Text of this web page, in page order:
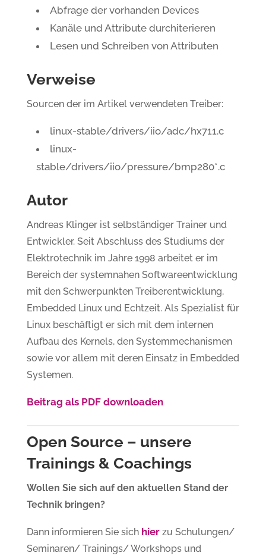
Abfrage der vorhanden Devices
Kanäle und Attribute durchiterieren
Lesen und Schreiben von Attributen
Verweise
Sourcen der im Artikel verwendeten Treiber:
linux-stable/drivers/iio/adc/hx711.c
linux-
stable/drivers/iio/pressure/bmp280*.c
Autor
Andreas Klinger ist selbständiger Trainer und
Entwickler. Seit Abschluss des Studiums der
Elektrotechnik im Jahre 1998 arbeitet er im
Bereich der systemnahen Softwareentwicklung
mit den Schwerpunkten Treiberentwicklung,
Embedded Linux und Echtzeit. Als Spezialist für
Linux beschäftigt er sich mit dem internen
Aufbau des Kernels, den Systemmechanismen
sowie vor allem mit deren Einsatz in Embedded
Systemen.
Beitrag als PDF downloaden
Open Source – unsere
Trainings & Coachings
Wollen Sie sich auf den aktuellen Stand der
Technik bringen?
Dann informieren Sie sich hier zu Schulungen/
Seminaren/ Trainings/ Workshops und